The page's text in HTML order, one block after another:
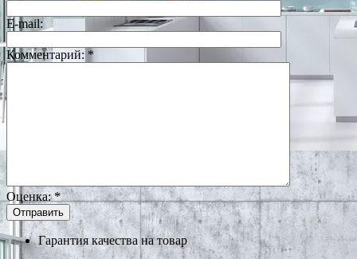
E-mail:
Комментарий: *
Оценка:*
Гарантия качества на товар